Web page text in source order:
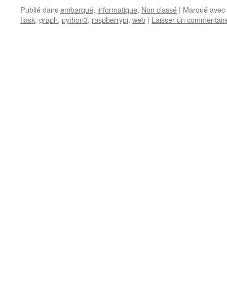
Publié dansembarqué, informatique, Non classé | Marqué avec
flask, graph, python3, raspberrypi, web | Laisser un